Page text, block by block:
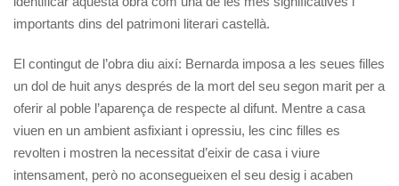
importants dins del patrimoni literari castellà.
El contingut de l’obra diu així: Bernarda imposa a les seues filles
un dol de huit anys després de la mort del seu segon marit per a
oferir al poble l’aparença de respecte al difunt. Mentre a casa
viuen en un ambient asfixiant i opressiu, les cinc filles es
revolten i mostren la necessitat d’eixir de casa i viure
intensament, però no aconsegueixen el seu desig i acaben